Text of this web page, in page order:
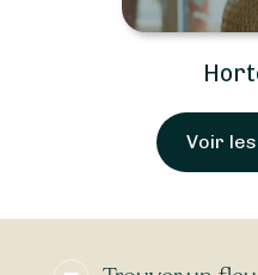
Voir